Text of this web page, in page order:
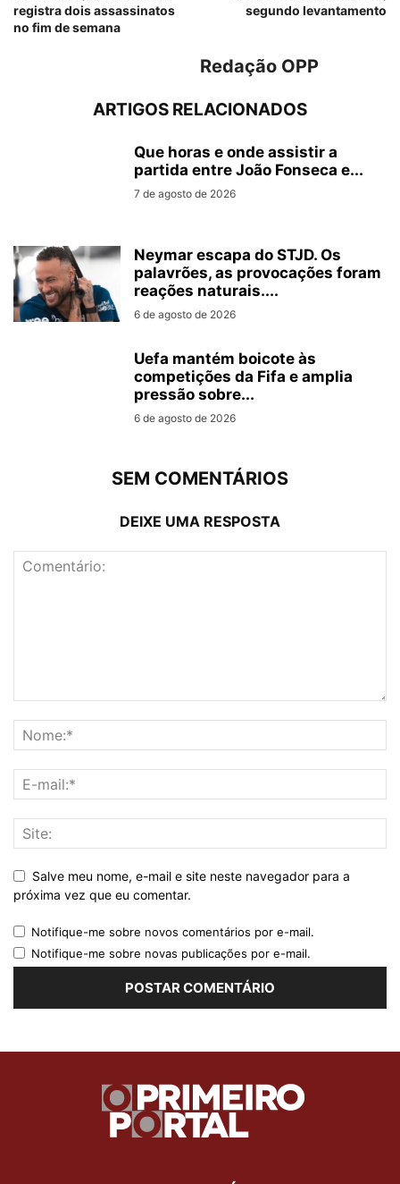
registra dois assassinatos
no fim de semana
segundo levantamento
Redação OPP
ARTIGOS RELACIONADOS
Que horas e onde assistir a
partida entre João Fonseca e...
7 de agosto de 2026
Neymar escapa do STJD. Os
palavrões, as provocações foram
reações naturais....
6 de agosto de 2026
Uefa mantém boicote às
competições da Fifa e amplia
pressão sobre...
6 de agosto de 2026
SEM COMENTÁRIOS
DEIXE UMA RESPOSTA
Salve meu nome, e-mail e site neste navegador para a
próxima vez que eu comentar.
Notifique-me sobre novos comentários por e-mail.
Notifique-me sobre novas publicações por e-mail.